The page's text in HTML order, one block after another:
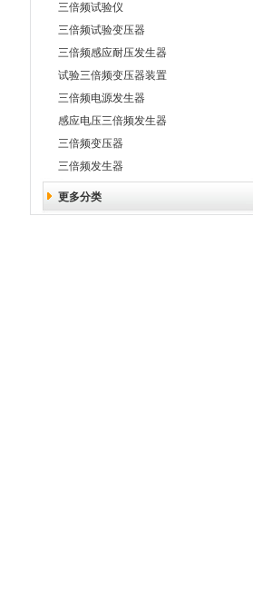
三倍频试验仪
三倍频试验变压器
三倍频感应耐压发生器
试验三倍频变压器装置
三倍频电源发生器
感应电压三倍频发生器
三倍频变压器
三倍频发生器
更多分类